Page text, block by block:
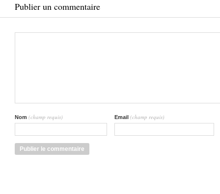
Publier un commentaire
Nom (champ requis) Email (champ requis)